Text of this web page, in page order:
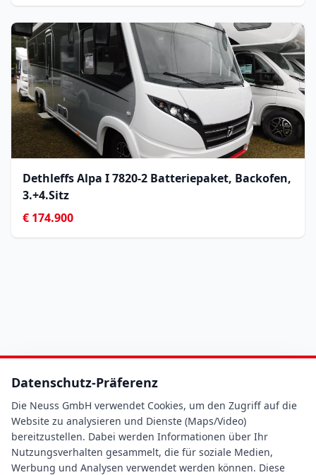
Dethleffs Alpa I 7820-2 Batteriepaket, Backofen,
3.+4.Sitz
€ 174.900
Datenschutz-Präferenz
Die Neuss GmbH verwendet Cookies, um den Zugriff auf die
Website zu analysieren und Dienste (Maps/Video)
bereitzustellen. Dabei werden Informationen über Ihr
Nutzungsverhalten gesammelt, die für soziale Medien,
Werbung und Analysen verwendet werden können. Diese